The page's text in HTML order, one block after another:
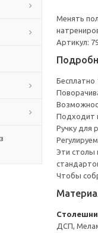
Менять
Артикул:
Бесплатно
Подходит
Ручку для
Эти столы
Чтобы
ДСП,